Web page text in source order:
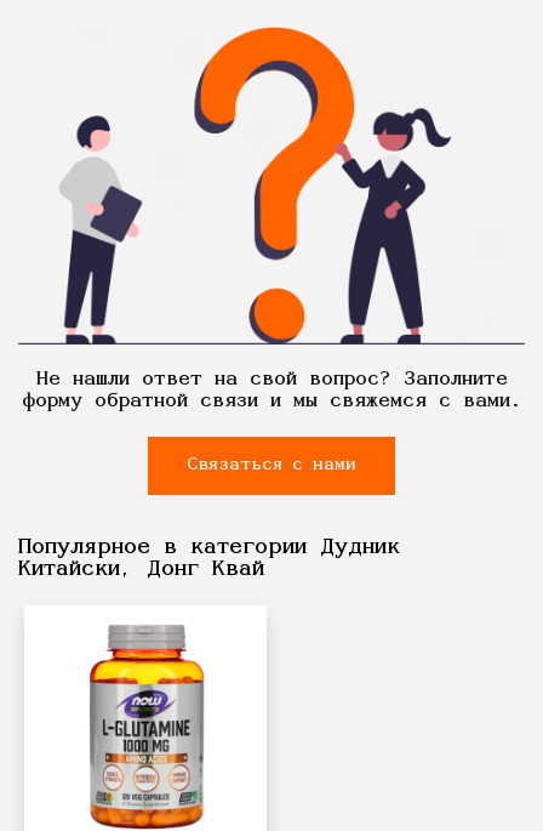
Не нашли ответ на свой вопрос? Заполните
форму обратной связи и мы свяжемся с вами.
Связаться с нами
Популярное в категории Дудник
Китайски, Донг Квай